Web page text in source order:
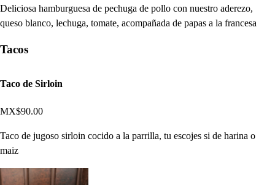
Deliciosa hamburguesa de pechuga de pollo con nuestro aderezo,
queso blanco, lechuga, tomate, acompañada de papas a la francesa
Tacos
Taco de Sirloin
MX$90.00
Taco de jugoso sirloin cocido a la parrilla, tu escojes si de harina o
maiz